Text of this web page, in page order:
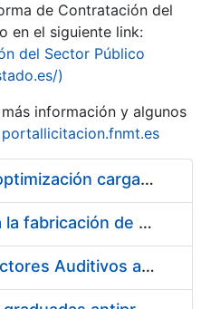
de Contratación del
en el siguiente link:
del Sector Público
)
información y algunos
portallicitacion.fnmt.es
Pliego condiciones optimización cargas compras firmado
Acuerdo marco para la fabricación de piezas
Suministro de Protectores Auditivos a medida para las personas trabajadoras de los Centros de Trabajo de Madrid y Burgos